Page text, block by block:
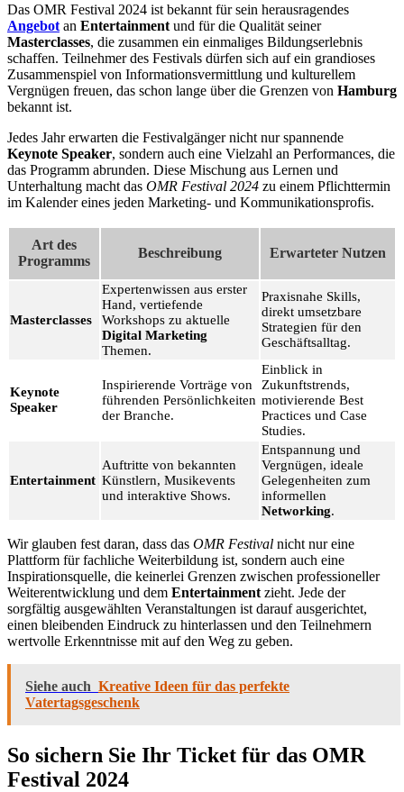
Das OMR Festival 2024 ist bekannt für sein herausragendes
Angebot an Entertainment und für die Qualität seiner
Masterclasses, die zusammen ein einmaliges Bildungserlebnis
schaffen. Teilnehmer des Festivals dürfen sich auf ein grandioses
Zusammenspiel von Informationsvermittlung und kulturellem
Vergnügen freuen, das schon lange über die Grenzen von Hamburg
bekannt ist.
Jedes Jahr erwarten die Festivalgänger nicht nur spannende
Keynote Speaker, sondern auch eine Vielzahl an Performances, die
das Programm abrunden. Diese Mischung aus Lernen und
Unterhaltung macht das OMR Festival 2024 zu einem Pflichttermin
im Kalender eines jeden Marketing- und Kommunikationsprofis.
Art des
Programms
Beschreibung Erwarteter Nutzen
Masterclasses
Expertenwissen aus erster
Hand, vertiefende
Workshops zu aktuelle
Digital Marketing
Themen.
Praxisnahe Skills,
direkt umsetzbare
Strategien für den
Geschäftsalltag.
Keynote
Speaker
Inspirierende Vorträge von
führenden Persönlichkeiten
der Branche.
Einblick in
Zukunftstrends,
motivierende Best
Practices und Case
Studies.
Entertainment
Auftritte von bekannten
Künstlern, Musikevents
und interaktive Shows.
Entspannung und
Vergnügen, ideale
Gelegenheiten zum
informellen
Networking.
Wir glauben fest daran, dass das OMR Festival nicht nur eine
Plattform für fachliche Weiterbildung ist, sondern auch eine
Inspirationsquelle, die keinerlei Grenzen zwischen professioneller
Weiterentwicklung und dem Entertainment zieht. Jede der
sorgfältig ausgewählten Veranstaltungen ist darauf ausgerichtet,
einen bleibenden Eindruck zu hinterlassen und den Teilnehmern
wertvolle Erkenntnisse mit auf den Weg zu geben.
Siehe auch Kreative Ideen für das perfekte
Vatertagsgeschenk
So sichern Sie Ihr Ticket für das OMR
Festival 2024